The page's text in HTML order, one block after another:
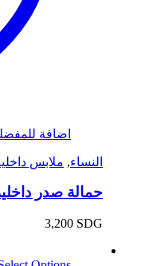
اضافة
النساء, ملابس
حمالة صدر
3,200 SDG